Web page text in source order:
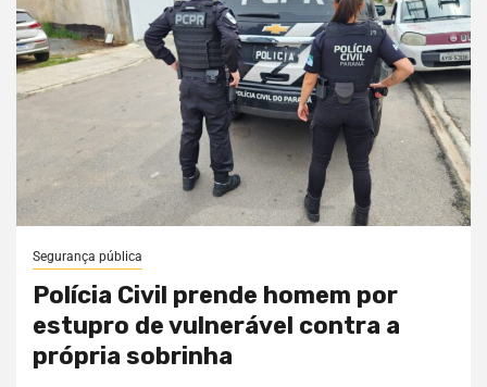
Segurança pública
Polícia Civil prende homem por
estupro de vulnerável contra a
própria sobrinha